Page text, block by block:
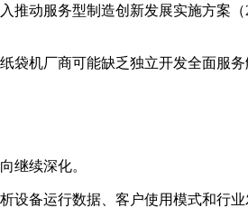
推动服务型制造创新发展实施方案
袋机厂商可能缺乏独立开发全面服
继续深化。
设备运行数据、客户使用模式和行